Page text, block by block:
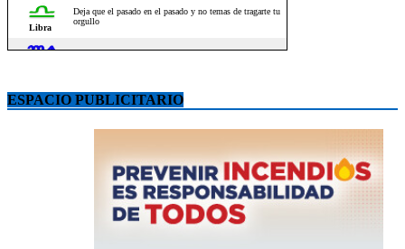
ESPACIO PUBLICITARIO